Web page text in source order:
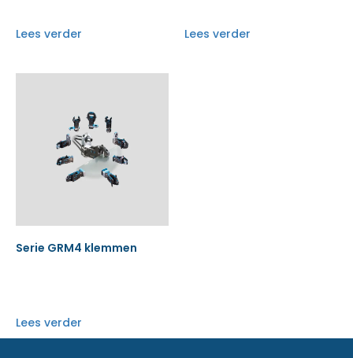
Lees verder Lees verder
Serie GRM4 klemmen
Lees verder